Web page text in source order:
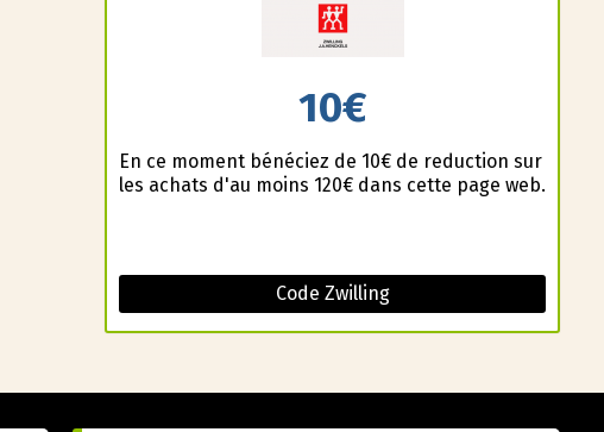
10€
En ce moment bénéficiez de 10€ de reduction sur
les achats d'au moins 120€ dans cette page web.
Code Zwilling